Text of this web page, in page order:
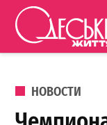
Перейти к
НОВОСТИ